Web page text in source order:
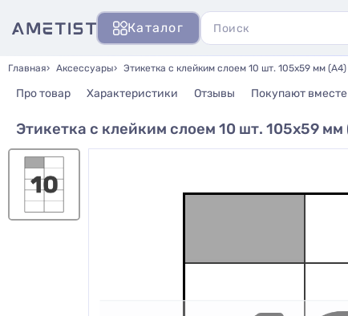
Каталог
Главная Аксессуары Этикетка с клейким слоем 10 шт. 105х59 мм (А4)
Про товар Характеристики Отзывы Покупают вместе
Этикетка с клейким слоем 10 шт. 105х59 мм